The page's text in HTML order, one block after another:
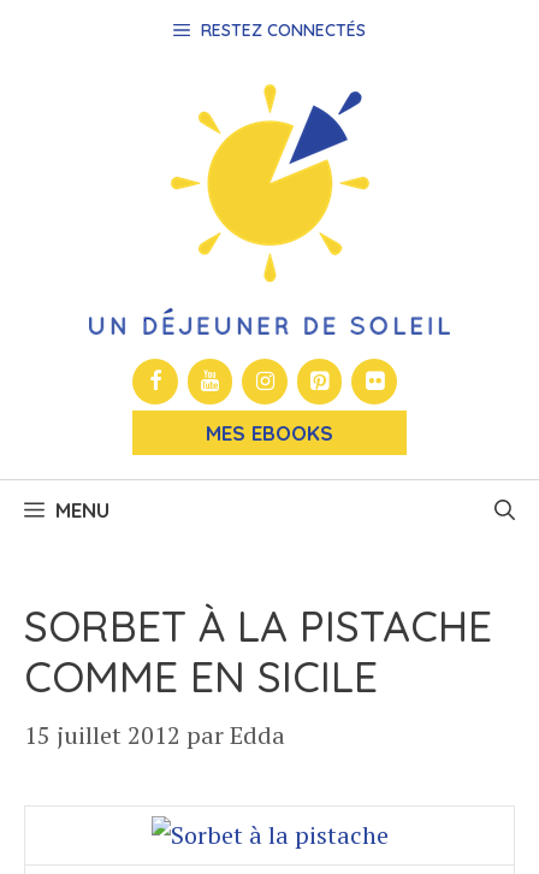
RESTEZ CONNECTÉS
MES EBOOKS
MENU
SORBET À LA PISTACHE
COMME EN SICILE
15 juillet 2012 parEdda